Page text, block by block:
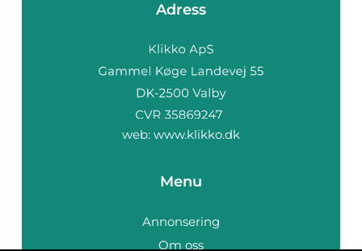
Adress
web: www.klikko.dk
Menu
Annonsering
Om oss